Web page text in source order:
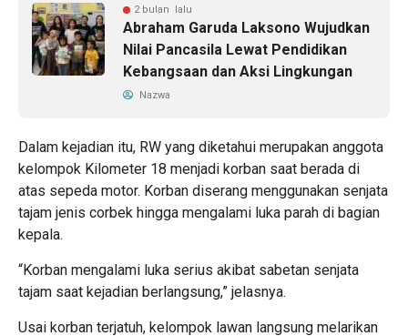
2 bulan lalu
Abraham Garuda Laksono Wujudkan
Nilai Pancasila Lewat Pendidikan
Kebangsaan dan Aksi Lingkungan
Nazwa
Dalam kejadian itu, RW yang diketahui merupakan anggota
kelompok Kilometer 18 menjadi korban saat berada di
atas sepeda motor. Korban diserang menggunakan senjata
tajam jenis corbek hingga mengalami luka parah di bagian
kepala.
“Korban mengalami luka serius akibat sabetan senjata
tajam saat kejadian berlangsung,” jelasnya.
Usai korban terjatuh, kelompok lawan langsung melarikan